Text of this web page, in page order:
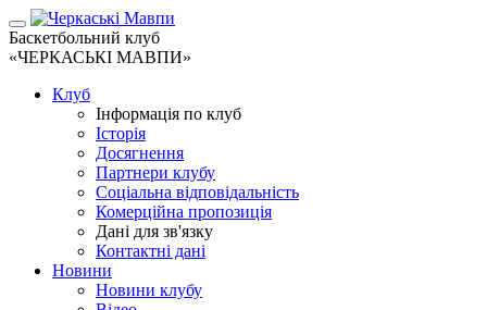
Баскетбольний клуб
«ЧЕРКАСЬКІ МАВПИ»
Клуб
Інформація по клуб
Історія
Досягнення
Партнери клубу
Соціальна відповідальність
Комерційна пропозиція
Дані для зв'язку
Контактні дані
Новини
Новини клубу